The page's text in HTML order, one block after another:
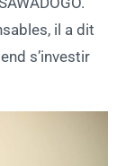
il a dit
s’investir